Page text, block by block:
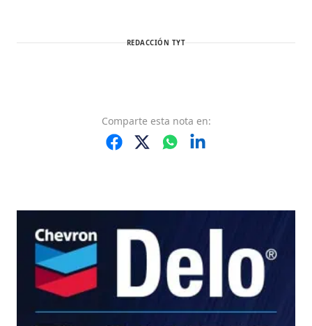
REDACCIÓN TYT
Comparte esta nota en: